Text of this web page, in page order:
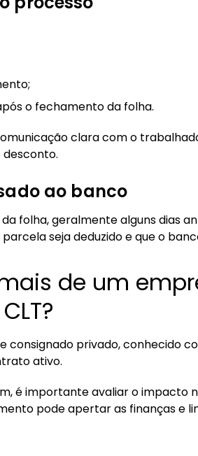
o fechamento da folha.
clara com o
ao banco
folha, geralmente alguns dias
seja deduzido e que o
de um
consignado privado, conhecido
ativo.
é importante avaliar o impacto
pode apertar as finanças e